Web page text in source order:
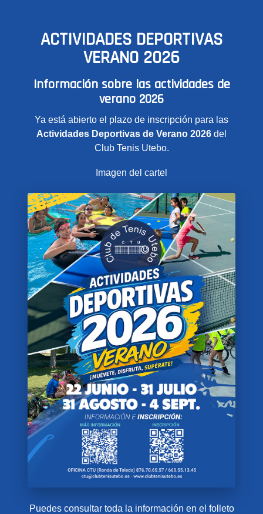
ACTIVIDADES DEPORTIVAS
VERANO 2026
Información sobre las actividades de
verano 2026
Ya está abierto el plazo de inscripción para las
Actividades Deportivas de Verano 2026 del
Club Tenis Utebo.
Imagen del cartel
Puedes consultar toda la información en el folleto